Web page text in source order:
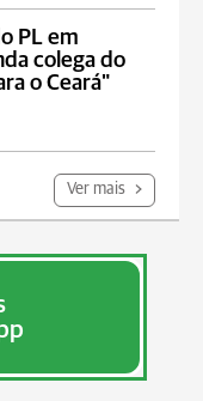
PL em
colega do
o Ceará"
Ver mais